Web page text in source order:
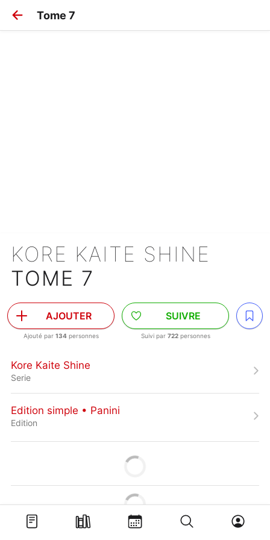
Tome 7
KORE KAITE SHINE
TOME 7
AJOUTER
Ajouté par 134personnes
SUIVRE
Suivi par 722personnes
Kore Kaite Shine
Serie
Edition simple • Panini
Edition